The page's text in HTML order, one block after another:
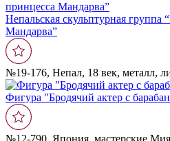
Непальская скульптурная группа
Мандарва”
№19-176, Непал, 18 век, металл,
Фигура "Бродячий актер с
№12-790, Япония, мастерские